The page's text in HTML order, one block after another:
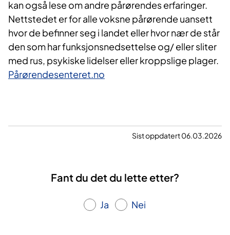
kan også lese om andre pårørendes erfaringer.
Nettstedet er for alle voksne pårørende uansett
hvor de befinner seg i landet eller hvor nær de står
den som har funksjonsnedsettelse og/ eller sliter
med rus, psykiske lidelser eller kroppslige plager.
Pårørendesenteret.no
Sist oppdatert 06.03.2026
Fant du det du lette etter?
Ja Nei